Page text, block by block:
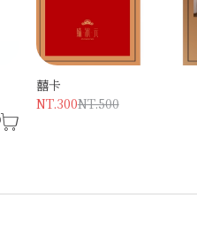
囍卡
NT.300NT.500